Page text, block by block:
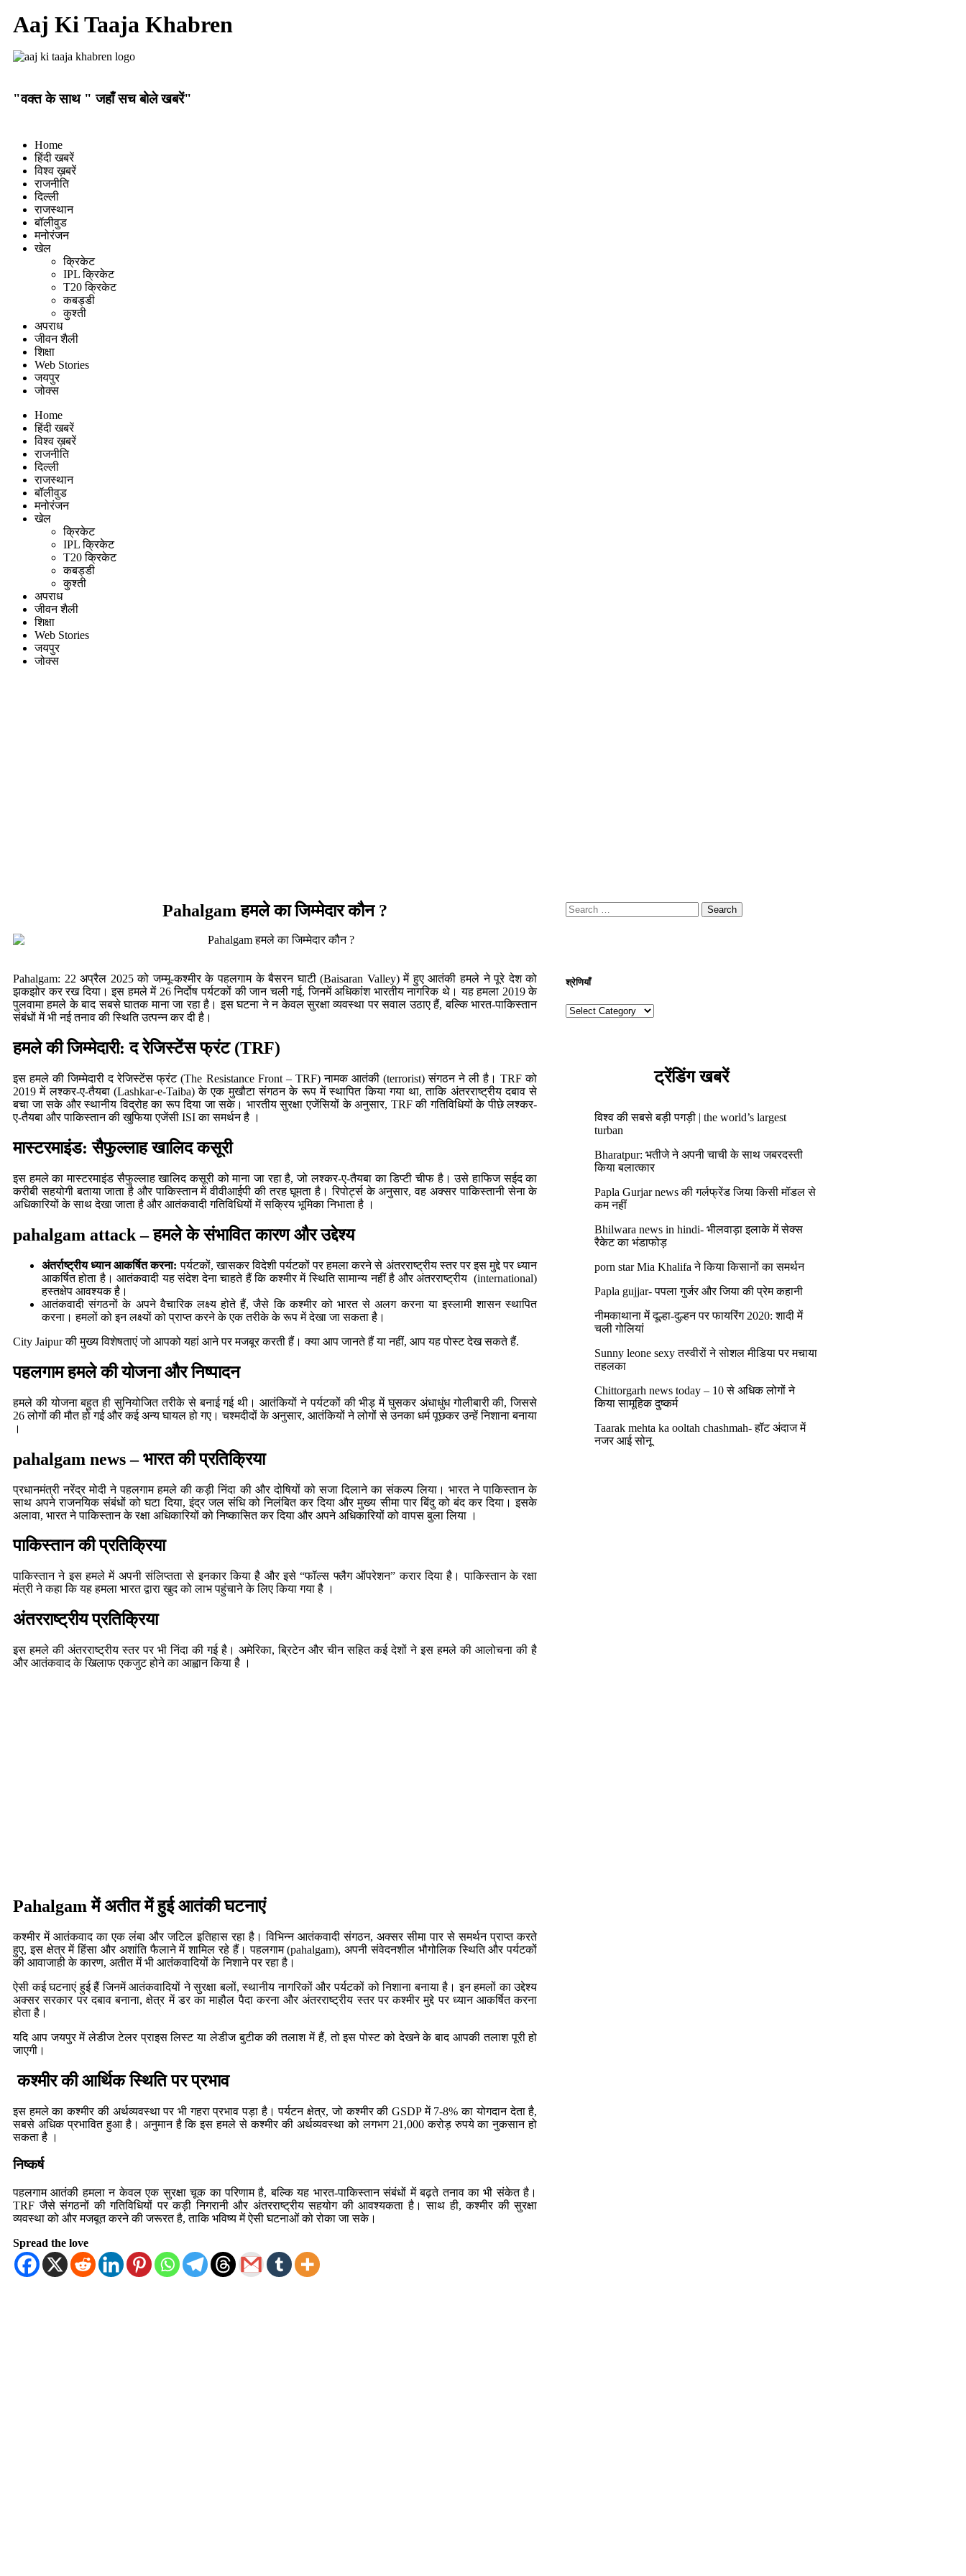
Aaj Ki Taaja Khabren
"वक्त के साथ " जहाँ सच बोले खबरें"
Home
हिंदी खबरें
विश्व ख़बरें
राजनीति
दिल्ली
राजस्थान
बॉलीवुड
मनोरंजन
खेल
क्रिकेट
IPL क्रिकेट
T20 क्रिकेट
कबड्डी
कुश्ती
अपराध
जीवन शैली
शिक्षा
Web Stories
जयपुर
जोक्स
Home
हिंदी खबरें
विश्व ख़बरें
राजनीति
दिल्ली
राजस्थान
बॉलीवुड
मनोरंजन
खेल
क्रिकेट
IPL क्रिकेट
T20 क्रिकेट
कबड्डी
कुश्ती
अपराध
जीवन शैली
शिक्षा
Web Stories
जयपुर
जोक्स
Pahalgam हमले का जिम्मेदार कौन ?
Pahalgam: 22 अप्रैल 2025 को जम्मू-कश्मीर के पहलगाम के बैसरन घाटी (Baisaran Valley) में हुए आतंकी हमले ने पूरे देश को
झकझोर कर रख दिया। इस हमले में 26 निर्दोष पर्यटकों की जान चली गई, जिनमें अधिकांश भारतीय नागरिक थे। यह हमला 2019 के
पुलवामा हमले के बाद सबसे घातक माना जा रहा है। इस घटना ने न केवल सुरक्षा व्यवस्था पर सवाल उठाए हैं, बल्कि भारत-पाकिस्तान
संबंधों में भी नई तनाव की स्थिति उत्पन्न कर दी है।
हमले की जिम्मेदारी: द रेजिस्टेंस फ्रंट (TRF)
इस हमले की जिम्मेदारी द रेजिस्टेंस फ्रंट (The Resistance Front – TRF) नामक आतंकी (terrorist) संगठन ने ली है। TRF को
2019 में लश्कर-ए-तैयबा (Lashkar-e-Taiba) के एक मुखौटा संगठन के रूप में स्थापित किया गया था, ताकि अंतरराष्ट्रीय दबाव से
बचा जा सके और स्थानीय विद्रोह का रूप दिया जा सके। भारतीय सुरक्षा एजेंसियों के अनुसार, TRF की गतिविधियों के पीछे लश्कर-
ए-तैयबा और पाकिस्तान की खुफिया एजेंसी ISI का समर्थन है ।
मास्टरमाइंड: सैफुल्लाह खालिद कसूरी
इस हमले का मास्टरमाइंड सैफुल्लाह खालिद कसूरी को माना जा रहा है, जो लश्कर-ए-तैयबा का डिप्टी चीफ है। उसे हाफिज सईद का
करीबी सहयोगी बताया जाता है और पाकिस्तान में वीवीआईपी की तरह घूमता है। रिपोर्ट्स के अनुसार, वह अक्सर पाकिस्तानी सेना के
अधिकारियों के साथ देखा जाता है और आतंकवादी गतिविधियों में सक्रिय भूमिका निभाता है ।
pahalgam attack – हमले के संभावित कारण और उद्देश्य
अंतर्राष्ट्रीय ध्यान आकर्षित करना: पर्यटकों, खासकर विदेशी पर्यटकों पर हमला करने से अंतरराष्ट्रीय स्तर पर इस मुद्दे पर ध्यान
आकर्षित होता है। आतंकवादी यह संदेश देना चाहते हैं कि कश्मीर में स्थिति सामान्य नहीं है और अंतरराष्ट्रीय (international)
हस्तक्षेप आवश्यक है।
आतंकवादी संगठनों के अपने वैचारिक लक्ष्य होते हैं, जैसे कि कश्मीर को भारत से अलग करना या इस्लामी शासन स्थापित
करना। हमलों को इन लक्ष्यों को प्राप्त करने के एक तरीके के रूप में देखा जा सकता है।
City Jaipurकी मुख्य विशेषताएं जो आपको यहां आने पर मजबूर करती हैं। क्या आप जानते हैं या नहीं, आप यह पोस्ट देख सकते हैं.
पहलगामहमले की योजना और निष्पादन
हमले की योजना बहुत ही सुनियोजित तरीके से बनाई गई थी। आतंकियों ने पर्यटकों की भीड़ में घुसकर अंधाधुंध गोलीबारी की, जिससे
26 लोगों की मौत हो गई और कई अन्य घायल हो गए। चश्मदीदों के अनुसार, आतंकियों ने लोगों से उनका धर्म पूछकर उन्हें निशाना बनाया
।
pahalgam news –भारत की प्रतिक्रिया
प्रधानमंत्री नरेंद्र मोदी ने पहलगाम हमले की कड़ी निंदा की और दोषियों को सजा दिलाने का संकल्प लिया। भारत ने पाकिस्तान के
साथ अपने राजनयिक संबंधों को घटा दिया, इंद्र जल संधि को निलंबित कर दिया और मुख्य सीमा पार बिंदु को बंद कर दिया। इसके
अलावा, भारत ने पाकिस्तान के रक्षा अधिकारियों को निष्कासित कर दिया और अपने अधिकारियों को वापस बुला लिया ।
पाकिस्तान की प्रतिक्रिया
पाकिस्तान ने इस हमले में अपनी संलिप्तता से इनकार किया है और इसे “फॉल्स फ्लैग ऑपरेशन” करार दिया है। पाकिस्तान के रक्षा
मंत्री ने कहा कि यह हमला भारत द्वारा खुद को लाभ पहुंचाने के लिए किया गया है ।
अंतरराष्ट्रीय प्रतिक्रिया
इस हमले की अंतरराष्ट्रीय स्तर पर भी निंदा की गई है। अमेरिका, ब्रिटेन और चीन सहित कई देशों ने इस हमले की आलोचना की है
और आतंकवाद के खिलाफ एकजुट होने का आह्वान किया है ।
Pahalgam में अतीत में हुई आतंकी घटनाएं
कश्मीर में आतंकवाद का एक लंबा और जटिल इतिहास रहा है। विभिन्न आतंकवादी संगठन, अक्सर सीमा पार से समर्थन प्राप्त करते
हुए, इस क्षेत्र में हिंसा और अशांति फैलाने में शामिल रहे हैं। पहलगाम (pahalgam), अपनी संवेदनशील भौगोलिक स्थिति और पर्यटकों
की आवाजाही के कारण, अतीत में भी आतंकवादियों के निशाने पर रहा है।
ऐसी कई घटनाएं हुई हैं जिनमें आतंकवादियों ने सुरक्षा बलों, स्थानीय नागरिकों और पर्यटकों को निशाना बनाया है। इन हमलों का उद्देश्य
अक्सर सरकार पर दबाव बनाना, क्षेत्र में डर का माहौल पैदा करना और अंतरराष्ट्रीय स्तर पर कश्मीर मुद्दे पर ध्यान आकर्षित करना
होता है।
यदि आप जयपुर में लेडीज टेलर प्राइस लिस्ट यालेडीज बुटीककी तलाश में हैं, तो इस पोस्ट को देखने के बाद आपकी तलाश पूरी हो
जाएगी।
कश्मीर की आर्थिक स्थिति पर प्रभाव
इस हमले का कश्मीर की अर्थव्यवस्था पर भी गहरा प्रभाव पड़ा है। पर्यटन क्षेत्र, जो कश्मीर की GSDP में 7-8% का योगदान देता है,
सबसे अधिक प्रभावित हुआ है। अनुमान है कि इस हमले से कश्मीर की अर्थव्यवस्था को लगभग 21,000 करोड़ रुपये का नुकसान हो
सकता है ।
निष्कर्ष
पहलगाम आतंकी हमला न केवल एक सुरक्षा चूक का परिणाम है, बल्कि यह भारत-पाकिस्तान संबंधों में बढ़ते तनाव का भी संकेत है।
TRF जैसे संगठनों की गतिविधियों पर कड़ी निगरानी और अंतरराष्ट्रीय सहयोग की आवश्यकता है। साथ ही, कश्मीर की सुरक्षा
व्यवस्था को और मजबूत करने की जरूरत है, ताकि भविष्य में ऐसी घटनाओं को रोका जा सके।
Spread the love
श्रेणियाँ​​
ट्रेंडिंग खबरें
विश्व की सबसे बड़ी पगड़ी | the world’s largest
turban
Bharatpur: भतीजे ने अपनी चाची के साथ जबरदस्ती
किया बलात्कार
Papla Gurjar news की गर्लफ्रेंड जिया किसी मॉडल से
कम नहीं
Bhilwara news in hindi- भीलवाड़ा इलाके में सेक्स
रैकेट का भंडाफोड़
porn star Mia Khalifa ने किया किसानों का समर्थन
Papla gujjar- पपला गुर्जर और जिया की प्रेम कहानी
नीमकाथाना में दूल्हा-दुल्हन पर फायरिंग 2020: शादी में
चली गोलियां
Sunny leone sexy तस्वीरों ने सोशल मीडिया पर मचाया
तहलका
Chittorgarh news today – 10 से अधिक लोगों ने
किया सामूहिक दुष्कर्म
Taarak mehta ka ooltah chashmah- हॉट अंदाज में
नजर आई सोनू